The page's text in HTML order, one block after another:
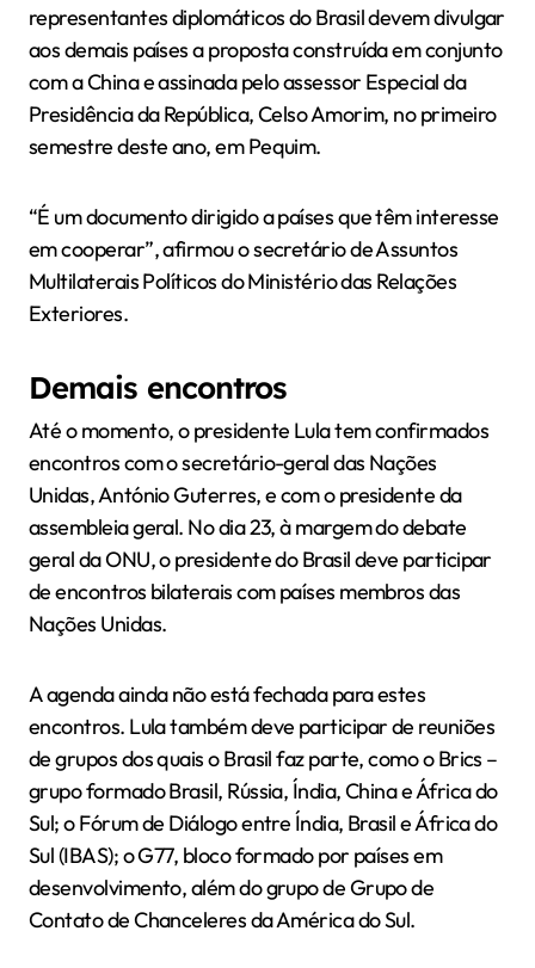
representantes diplomáticos do Brasil devem divulgar
aos demais países a proposta construída em conjunto
com a China e assinada pelo assessor Especial da
Presidência da República, Celso Amorim, no primeiro
semestre deste ano, em Pequim.
“É um documento dirigido a países que têm interesse
em cooperar”, afirmou o secretário de Assuntos
Multilaterais Políticos do Ministério das Relações
Exteriores.
Demais encontros
Até o momento, o presidente Lula tem confirmados
encontros com o secretário-geral das Nações
Unidas, António Guterres, e com o presidente da
assembleia geral. No dia 23, à margem do debate
geral da ONU, o presidente do Brasil deve participar
de encontros bilaterais com países membros das
Nações Unidas.
A agenda ainda não está fechada para estes
encontros. Lula também deve participar de reuniões
de grupos dos quais o Brasil faz parte, como o Brics –
grupo formado Brasil, Rússia, Índia, China e África do
Sul; o Fórum de Diálogo entre Índia, Brasil e África do
Sul (IBAS); o G77, bloco formado por países em
desenvolvimento, além do grupo de Grupo de
Contato de Chanceleres da América do Sul.